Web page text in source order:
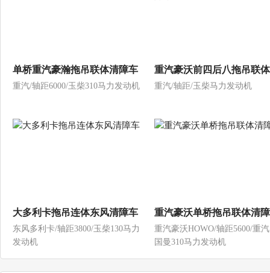
单桥重汽豪瀚拖吊联体清障车
重汽/轴距6000/玉柴310马力发动机
重汽豪沃前四后八拖吊联
障车
重汽/轴距/玉柴马力发动机
大多利卡拖吊连体东风清障车
东风多利卡/轴距3800/玉柴130马力
发动机
重汽豪沃单桥拖吊联体清
重汽豪沃HOWO/轴距5600/重汽
国曼310马力发动机